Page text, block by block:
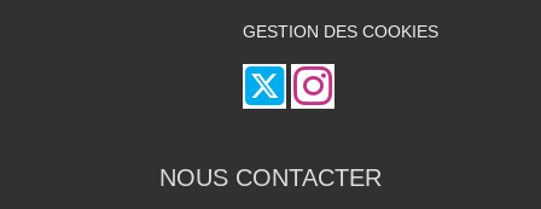
GESTION DES COOKIES
NOUS CONTACTER